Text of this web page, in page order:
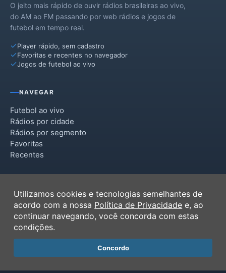
O jeito mais rápido de ouvir rádios brasileiras ao vivo,
do AM ao FM passando por web rádios e jogos de
futebol em tempo real.
Player rápido, sem cadastro
Favoritas e recentes no navegador
Jogos de futebol ao vivo
NAVEGAR
Futebol ao vivo
Rádios por cidade
Rádios por segmento
Favoritas
Recentes
Termos de Uso
Política de Privacidade
Ferramentas
Contato
Utilizamos cookies e tecnologias semelhantes de
acordo com a nossa Política de Privacidade e, ao
continuar navegando, você concorda com estas
condições.
Concordo